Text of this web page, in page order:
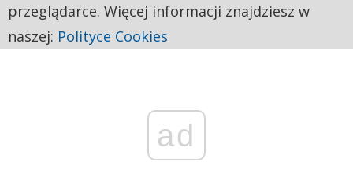
ad
przeglądarce. Więcej informacji znajdziesz w
naszej: Polityce Cookies